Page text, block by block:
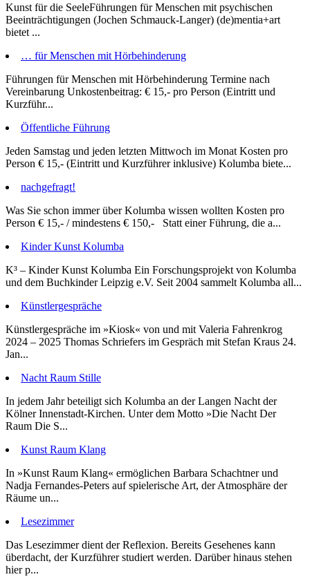
Kunst für die SeeleFührungen für Menschen mit psychischen
Beeinträchtigungen (Jochen Schmauck-Langer) (de)mentia+art
bietet ...
… für Menschen mit Hörbehinderung
Führungen für Menschen mit Hörbehinderung Termine nach
Vereinbarung Unkostenbeitrag: € 15,- pro Person (Eintritt und
Kurzführ...
Öffentliche Führung
Jeden Samstag und jeden letzten Mittwoch im Monat Kosten pro
Person € 15,- (Eintritt und Kurzführer inklusive) Kolumba biete...
nachgefragt!
Was Sie schon immer über Kolumba wissen wollten Kosten pro
Person € 15,- / mindestens € 150,- Statt einer Führung, die a...
Kinder Kunst Kolumba
K³ – Kinder Kunst Kolumba Ein Forschungsprojekt von Kolumba
und dem Buchkinder Leipzig e.V. Seit 2004 sammelt Kolumba all...
Künstlergespräche
Künstlergespräche im »Kiosk« von und mit Valeria Fahrenkrog
2024 – 2025 Thomas Schriefers im Gespräch mit Stefan Kraus 24.
Jan...
Nacht Raum Stille
In jedem Jahr beteiligt sich Kolumba an der Langen Nacht der
Kölner Innenstadt-Kirchen. Unter dem Motto »Die Nacht Der
Raum Die S...
Kunst Raum Klang
In »Kunst Raum Klang« ermöglichen Barbara Schachtner und
Nadja Fernandes-Peters auf spielerische Art, der Atmosphäre der
Räume un...
Lesezimmer
Das Lesezimmer dient der Reflexion. Bereits Gesehenes kann
überdacht, der Kurzführer studiert werden. Darüber hinaus stehen
hier p...